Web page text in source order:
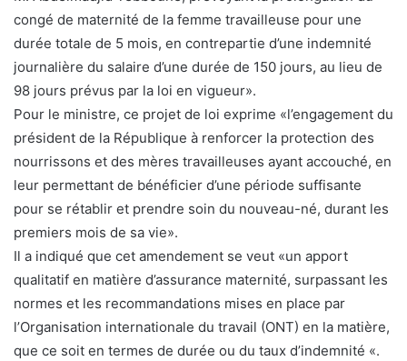
congé de maternité de la femme travailleuse pour une
durée totale de 5 mois, en contrepartie d’une indemnité
journalière du salaire d’une durée de 150 jours, au lieu de
98 jours prévus par la loi en vigueur».
Pour le ministre, ce projet de loi exprime «l’engagement du
président de la République à renforcer la protection des
nourrissons et des mères travailleuses ayant accouché, en
leur permettant de bénéficier d’une période suffisante
pour se rétablir et prendre soin du nouveau-né, durant les
premiers mois de sa vie».
Il a indiqué que cet amendement se veut «un apport
qualitatif en matière d’assurance maternité, surpassant les
normes et les recommandations mises en place par
l’Organisation internationale du travail (ONT) en la matière,
que ce soit en termes de durée ou du taux d’indemnité «.